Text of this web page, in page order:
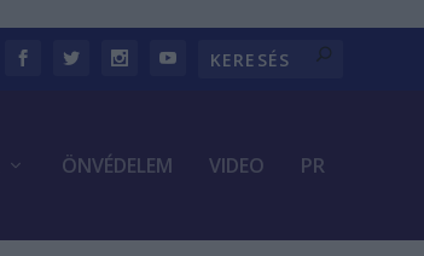
ÖNVÉDELEM VIDEO PR